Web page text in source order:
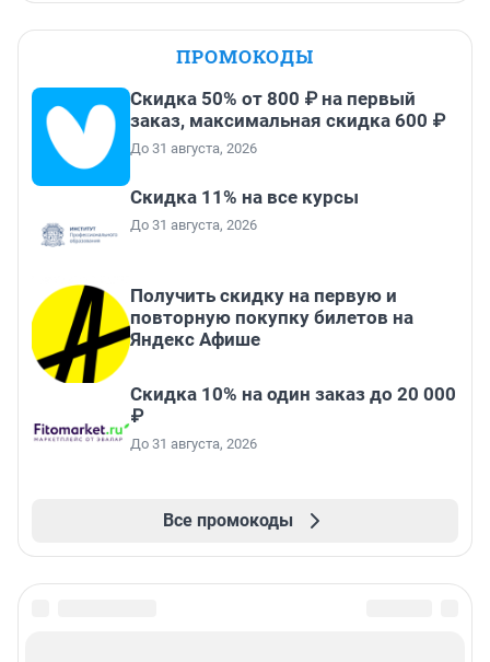
ПРОМОКОДЫ
Скидка 50% от 800 ₽ на первый
заказ, максимальная скидка 600 ₽
До 31 августа, 2026
Скидка 11% на все курсы
До 31 августа, 2026
Получить скидку на первую и
повторную покупку билетов на
Яндекс Афише
Скидка 10% на один заказ до 20 000
₽
До 31 августа, 2026
Все промокоды